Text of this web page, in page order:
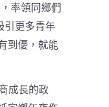
率領同鄉們
引更多青年
到優，就能
成長的政